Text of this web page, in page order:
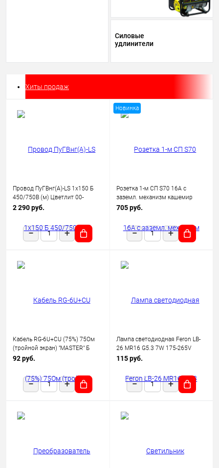
Силовые
удлинители
Хиты продаж
Провод ПуГВнг(А)-LS 1х150 Б
450/750В (м) Цветлит 00-
00130523
2 290 руб.
Новинка
Розетка 1-м СП S70 16А с
заземл. механизм кашемир
Voltum VLS040103
705 руб.
Кабель RG-6U+CU (75%) 75Ом
(тройной экран) "MASTER" Б
(уп.100м) Rexant 01-2241
92 руб.
Лампа светодиодная Feron LB-
26 MR16 G5.3 7W 175-265V
2700K
115 руб.